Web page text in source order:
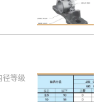
径等级